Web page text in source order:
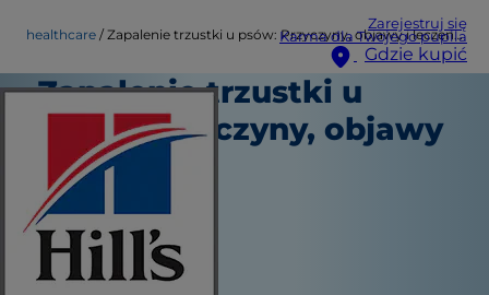
Zarejestruj się
Karma dla Twojego pupila
Gdzie kupić
healthcare Zapalenie trzustki u psów: Przyczyny, objawy i leczenie
Zapalenie trzustki u
psów: Przyczyny, objawy
i leczenie
Opieka zdrowotna
Dr. Laci Schaible
November 18, 2024